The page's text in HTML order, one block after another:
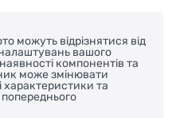
можуть відрізнятися від
вашого
компонентів та
може змінювати
характеристики та